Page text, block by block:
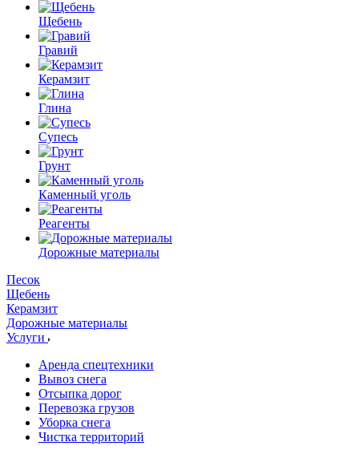
Щебень
Гравий
Керамзит
Глина
Супесь
Грунт
Каменный уголь
Реагенты
Дорожные материалы
Песок
Щебень
Керамзит
Дорожные материалы
Услуги
Аренда спецтехники
Вывоз снега
Отсыпка дорог
Перевозка грузов
Уборка снега
Чистка территорий